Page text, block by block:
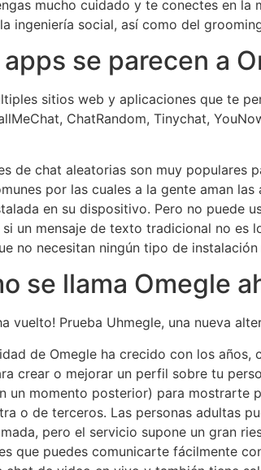
mucho cuidado y te conectes en
ingeniería social, así como del
apps se parecen a
sitios web y aplicaciones que te
ChatRandom, Tinychat,
de chat aleatorias son muy populares
por las cuales a la gente aman
en su dispositivo. Pero no puede
un mensaje de texto tradicional no es
no necesitan ningún tipo de
se llama Omegle
vuelto! Prueba Uhmegle, una nueva
de Omegle ha crecido con los años,
crear o mejorar un perfil sobre tu
un momento posterior) para mostrarte
o de terceros. Las personas adultas
pero el servicio supone un gran
que puedes comunicarte fácilmente